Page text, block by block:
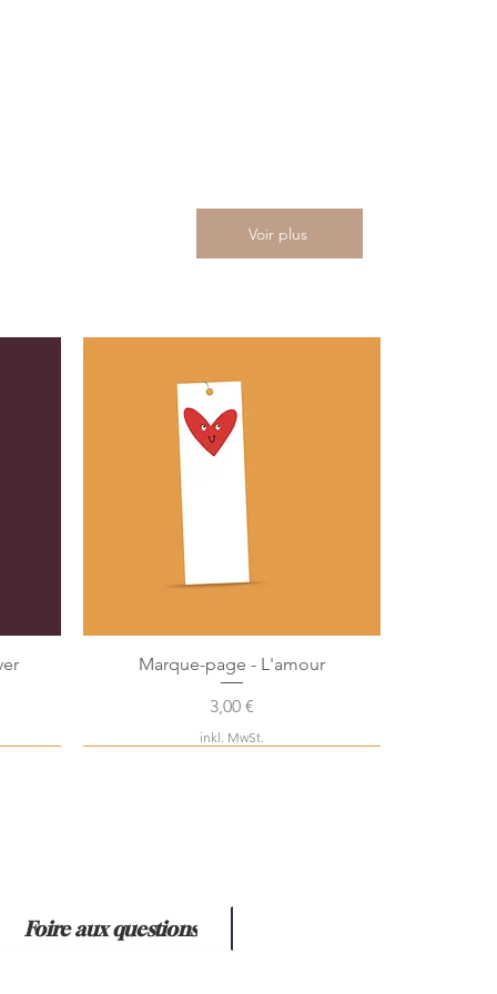
Voir plus
Marque-page - L'amour
Preis
3,00 €
inkl. MwSt.
Foire aux questions